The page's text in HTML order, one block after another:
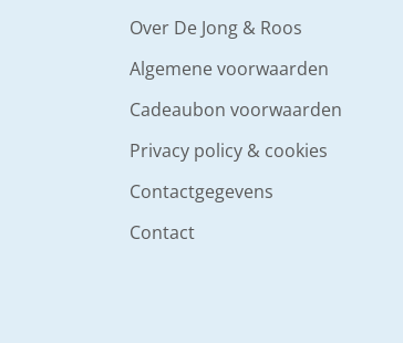
Over De Jong & Roos
Algemene voorwaarden
Cadeaubon voorwaarden
Privacy policy & cookies
Contactgegevens
Contact